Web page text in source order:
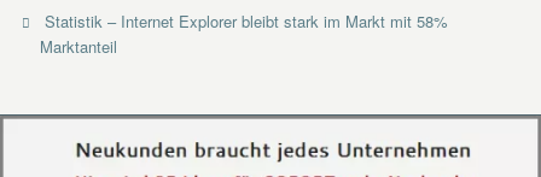
Statistik – Internet Explorer bleibt stark im Markt mit 58%
Marktanteil